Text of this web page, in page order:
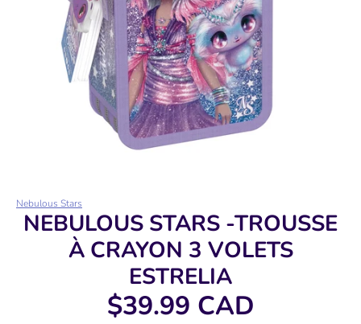
Nebulous Stars
NEBULOUS STARS -TROUSSE
À CRAYON 3 VOLETS
ESTRELIA
$39.99 CAD